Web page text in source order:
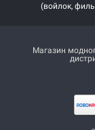
(войлок,
Магазин